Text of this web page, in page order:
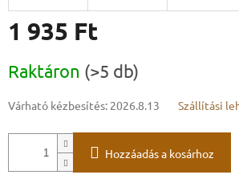
1 935 Ft
Raktáron (>5 db)
Várható kézbesítés: 2026.8.13 Szállítási
Hozzáadás a kosárhoz